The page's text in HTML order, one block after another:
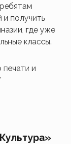
получить
где уже
классы.
печати и